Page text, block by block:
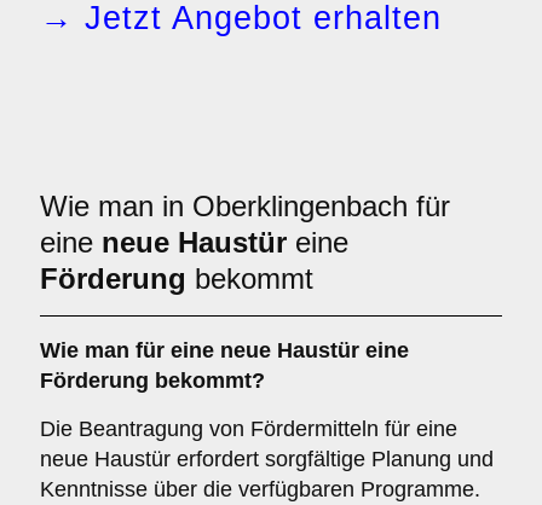
→ Jetzt Angebot erhalten
Wie man in Oberklingenbach für
eine neue Haustür eine
Förderung bekommt
Wie man für eine neue Haustür eine
Förderung bekommt?
Die Beantragung von Fördermitteln für eine
neue Haustür erfordert sorgfältige Planung und
Kenntnisse über die verfügbaren Programme.